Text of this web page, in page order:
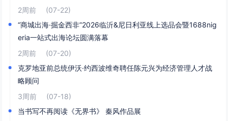
2周前
(07-22)
“商城出海·掘金西非”2026临沂&尼日利亚线上选品会暨1688nig
eria一站式出海论坛圆满落幕
2周前
(07-20)
克罗地亚前总统伊沃·约西波维奇聘任陈元兴为经济管理人才战
略顾问
3周前
(07-18)
当书写不再阅读《无界书》 秦风作品展